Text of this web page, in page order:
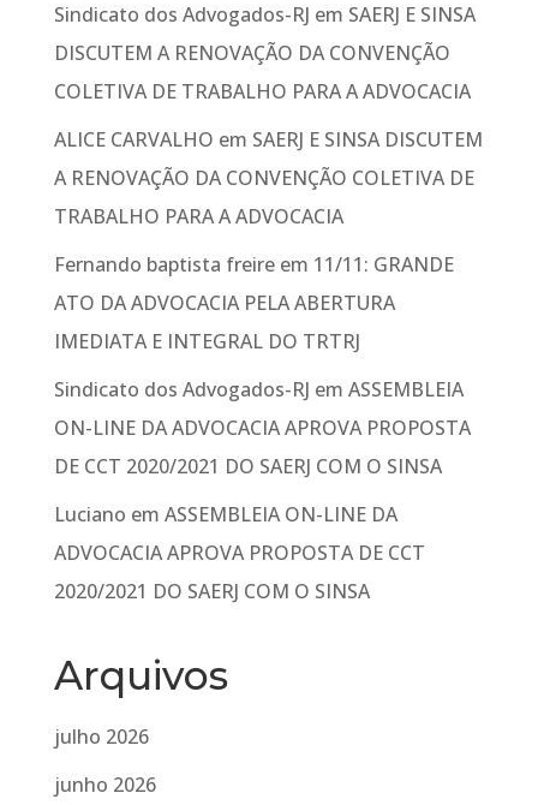
Sindicato dos Advogados-RJ em SAERJ E SINSA
DISCUTEM A RENOVAÇÃO DA CONVENÇÃO
COLETIVA DE TRABALHO PARA A ADVOCACIA
ALICE CARVALHO em SAERJ E SINSA DISCUTEM
A RENOVAÇÃO DA CONVENÇÃO COLETIVA DE
TRABALHO PARA A ADVOCACIA
Fernando baptista freireem 11/11: GRANDE
ATO DA ADVOCACIA PELA ABERTURA
IMEDIATA E INTEGRAL DO TRTRJ
Sindicato dos Advogados-RJ em ASSEMBLEIA
ON-LINE DA ADVOCACIA APROVA PROPOSTA
DE CCT 2020/2021 DO SAERJ COM O SINSA
Luciano em ASSEMBLEIA ON-LINE DA
ADVOCACIA APROVA PROPOSTA DE CCT
2020/2021 DO SAERJ COM O SINSA
Arquivos
julho 2026
junho 2026